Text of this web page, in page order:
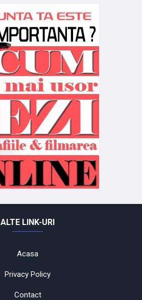
ALTE LINK-URI
Acasa
Privacy Policy
Contact